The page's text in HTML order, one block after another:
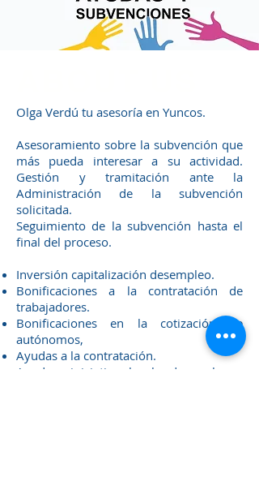
Olga Verdú tu asesoría en Yuncos.
Asesoramiento sobre la subvención que
más pueda interesar a su actividad.
Gestión y tramitación ante la
Administración de la subvención
solicitada.
Seguimiento de la subvención hasta el
final del proceso.
Inversión capitalización desempleo.
Bonificaciones a la contratación de
trabajadores.
Bonificaciones en la cotización de
autónomos,
Ayudas a la contratación.
Ayudas a iniciativas locales de empleo.